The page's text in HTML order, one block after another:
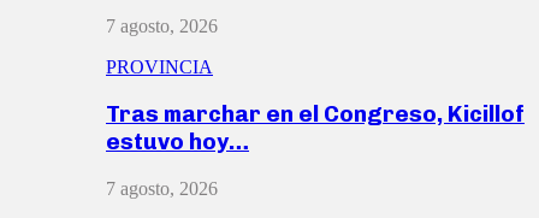
7 agosto, 2026
PROVINCIA
Tras marchar en el Congreso, Kicillof
estuvo hoy…
7 agosto, 2026